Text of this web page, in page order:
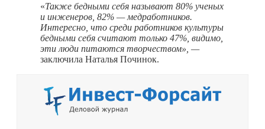
«Также бедными себя называют 80% ученых
и инженеров, 82% — медработников.
Интересно, что среди работников культуры
бедными себя считают только 47%, видимо,
эти люди питаются творчеством», —
заключила Наталья Починок.